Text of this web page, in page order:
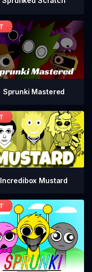
Sprunki Mastered
Incredibox Mustard